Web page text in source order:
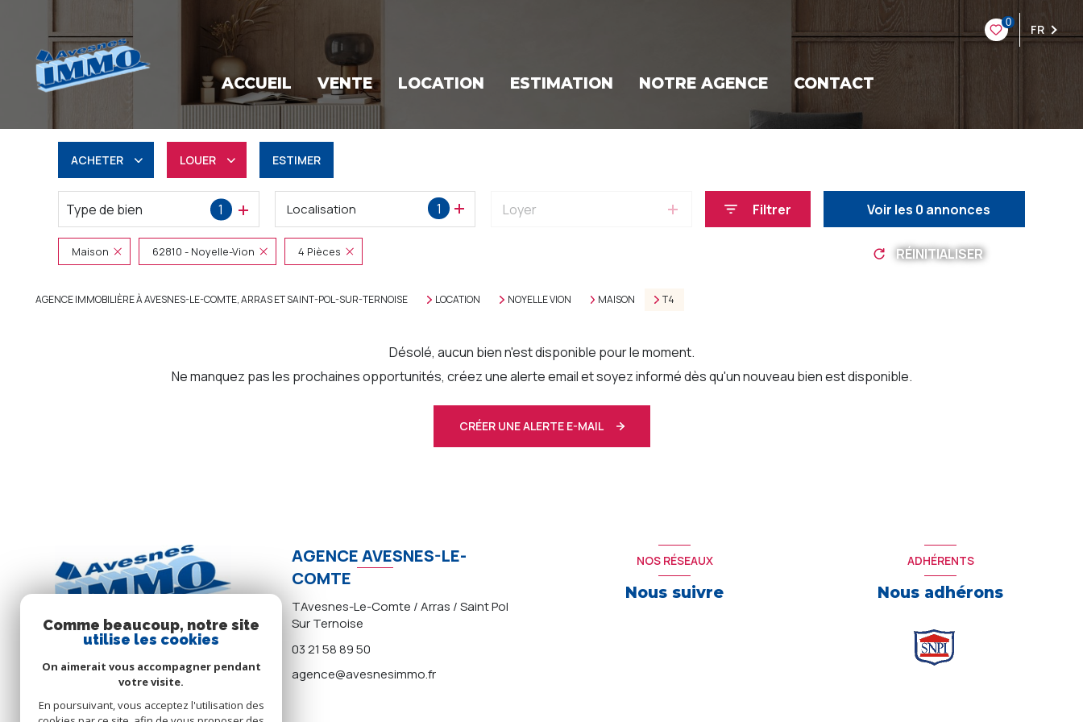
0 FR
ACCUEIL VENTE LOCATION ESTIMATION NOTRE AGENCE CONTACT
ACHETER
Résidentiel
Professionnel
LOUER
à l'année
Professionnel
ESTIMER
Type de bien 1 1
Localisation Loyer Filtrer Voir les 0 annonces
Maison 62810 - Noyelle-Vion 4 Pièces RÉINITIALISER
AGENCE IMMOBILIÈRE À AVESNES-LE-COMTE, ARRAS ET SAINT-POL-SUR-TERNOISE LOCATION NOYELLE VION MAISON T4
Désolé, aucun bien n'est disponible pour le moment.
Ne manquez pas les prochaines opportunités, créez une alerte email et soyez informé dès qu'un nouveau bien est disponible.
CRÉER UNE ALERTE E-MAIL
AGENCE AVESNES-LE-
COMTE
TAvesnes-Le-Comte / Arras / Saint Pol
Sur Ternoise
03 21 58 89 50
agence@avesnesimmo.fr
NOS RÉSEAUX
Nous suivre
ADHÉRENTS
Nous adhérons
Comme beaucoup, notre site
utilise les cookies
On aimerait vous accompagner pendant
votre visite.
En poursuivant, vous acceptez l'utilisation des